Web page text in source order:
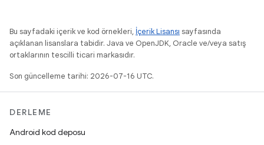
Bu sayfadaki içerik ve kod örnekleri, İçerik Lisansı sayfasında
açıklanan lisanslara tabidir. Java ve OpenJDK, Oracle ve/veya satış
ortaklarının tescilli ticari markasıdır.
Son güncelleme tarihi: 2026-07-16 UTC.
DERLEME
Android kod deposu